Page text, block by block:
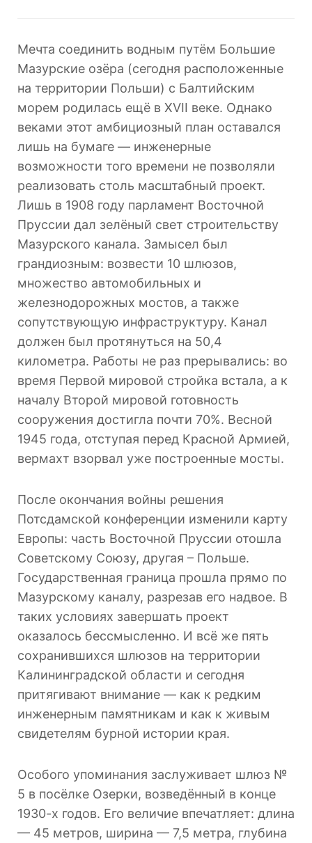
Мечта соединить водным путём Большие
Мазурские озёра (сегодня расположенные
на территории Польши) с Балтийским
морем родилась ещё в XVII веке. Однако
веками этот амбициозный план оставался
лишь на бумаге — инженерные
возможности того времени не позволяли
реализовать столь масштабный проект.
Лишь в 1908 году парламент Восточной
Пруссии дал зелёный свет строительству
Мазурского канала. Замысел был
грандиозным: возвести 10 шлюзов,
множество автомобильных и
железнодорожных мостов, а также
сопутствующую инфраструктуру. Канал
должен был протянуться на 50,4
километра. Работы не раз прерывались: во
время Первой мировой стройка встала, а к
началу Второй мировой готовность
сооружения достигла почти 70%. Весной
1945 года, отступая перед Красной Армией,
вермахт взорвал уже построенные мосты.
После окончания войны решения
Потсдамской конференции изменили карту
Европы: часть Восточной Пруссии отошла
Советскому Союзу, другая – Польше.
Государственная граница прошла прямо по
Мазурскому каналу, разрезав его надвое. В
таких условиях завершать проект
оказалось бессмысленно. И всё же пять
сохранившихся шлюзов на территории
Калининградской области и сегодня
притягивают внимание — как к редким
инженерным памятникам и как к живым
свидетелям бурной истории края.
Особого упоминания заслуживает шлюз №
5 в посёлке Озерки, возведённый в конце
1930-х годов. Его величие впечатляет: длина
— 45 метров, ширина — 7,5 метра, глубина